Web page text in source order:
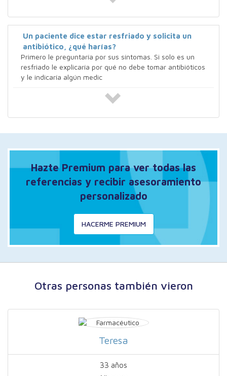
Un paciente dice estar resfriado y solicita un
antibiótico, ¿qué harías?
Primero le preguntaría por sus síntomas. Si solo es un
resfriado le explicaría por qué no debe tomar antibióticos
y le indicaría algún medic
Hazte Premium para ver todas las
referencias y recibir asesoramiento
personalizado
HACERME PREMIUM
Otras personas también vieron
Teresa
33 años